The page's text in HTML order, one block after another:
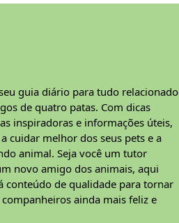
guia diário para tudo relacionado
de quatro patas. Com dicas
inspiradoras e informações úteis,
cuidar melhor dos seus pets e a
animal. Seja você um tutor
novo amigo dos animais, aqui
conteúdo de qualidade para tornar
ainda mais feliz e